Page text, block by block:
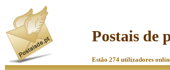
Postais de
Estão 274 utilizadores